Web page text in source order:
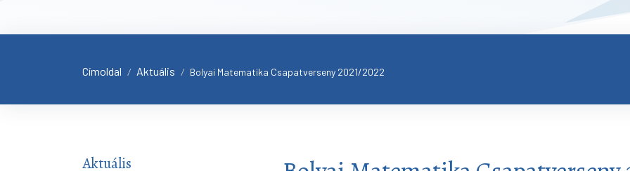
Címoldal / Aktuális / Bolyai Matematika Csapatverseny 2021/2022
Aktuális